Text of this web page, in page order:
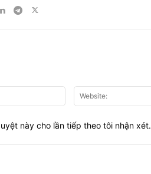
Email:*
này cho lần tiếp theo tôi nhận xét.